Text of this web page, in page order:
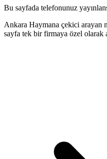
Bu sayfada telefonunuz
Ankara Haymana çekici arayan
sayfa tek bir firmaya özel olarak